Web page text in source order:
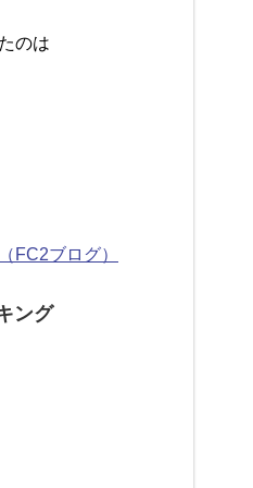
のは
FC2ブログ）
ング